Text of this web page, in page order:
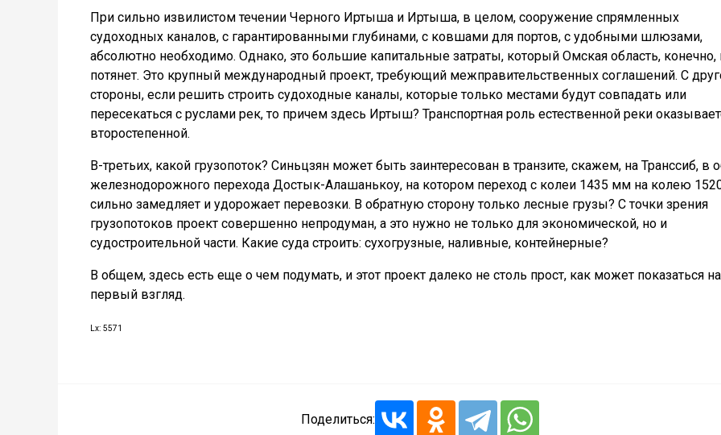
При сильно извилистом течении Черного Иртыша и Иртыша, в целом, сооружение спрямленных
судоходных каналов, с гарантированными глубинами, с ковшами для портов, с удобными шлюзами,
абсолютно необходимо. Однако, это большие капитальные затраты, который Омская область, конечно,
потянет. Это крупный международный проект, требующий межправительственных соглашений. С
стороны, если решить строить судоходные каналы, которые только местами будут совпадать или
пересекаться с руслами рек, то причем здесь Иртыш? Транспортная роль естественной реки
второстепенной.
В-третьих, какой грузопоток? Синьцзян может быть заинтересован в транзите, скажем, на Транссиб, в
железнодорожного перехода Достык-Алашанькоу, на котором переход с колеи 1435 мм на колею
сильно замедляет и удорожает перевозки. В обратную сторону только лесные грузы? С точки зрения
грузопотоков проект совершенно непродуман, а это нужно не только для экономической, но и
судостроительной части. Какие суда строить: сухогрузные, наливные, контейнерные?
В общем, здесь есть еще о чем подумать, и этот проект далеко не столь прост, как может показаться на
первый взгляд.
Lx: 5571
Поделиться: